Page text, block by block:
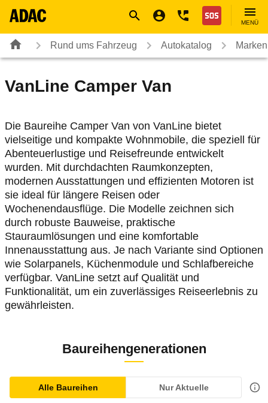
Nothilfe
MENÜ
Rund ums Fahrzeug Autokatalog
VanLine Camper Van
Die Baureihe Camper Van von VanLine bietet
vielseitige und kompakte Wohnmobile, die speziell für
Abenteuerlustige und Reisefreunde entwickelt
wurden. Mit durchdachten Raumkonzepten,
modernen Ausstattungen und effizienten Motoren ist
sie ideal für längere Reisen oder
Wochenendausflüge. Die Modelle zeichnen sich
durch robuste Bauweise, praktische
Stauraumlösungen und eine komfortable
Innenausstattung aus. Je nach Variante sind Optionen
wie Solarpanels, Küchenmodule und Schlafbereiche
verfügbar. VanLine setzt auf Qualität und
Funktionalität, um ein zuverlässiges Reiseerlebnis zu
gewährleisten.
Baureihengenerationen
Alle Baureihen Nur Aktuelle